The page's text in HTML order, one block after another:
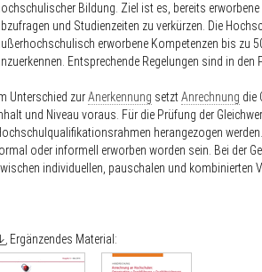
Bildung. Ziel ist es, bereits
und Studienzeiten zu verkürzen. Die
erworbene Kompetenzen bis zu
Entsprechende Regelungen sind in den
Unterschied zurAnerkennung setztAnrechnung die
und Niveau voraus. Für die Prüfung der
herangezogen
oder informell erworben worden sein. Bei der
individuellen, pauschalen und kombinierten
Ergänzendes Material: